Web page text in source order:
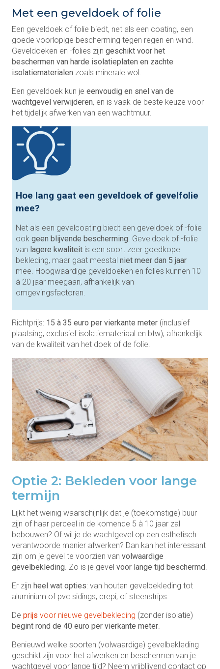
Met een geveldoek of folie
Een geveldoek of folie biedt, net als een coating, een
goede voorlopige bescherming tegen regen en wind.
Geveldoeken en -folies zijn geschikt voor het
beschermen van harde isolatieplaten en zachte
isolatiematerialen zoals minerale wol.
Een geveldoek kun je eenvoudig en snel van de
wachtgevel verwijderen, en is vaak de beste keuze voor
het tijdelijk afwerken van een wachtmuur.
Hoe lang gaat een geveldoek of gevelfolie
mee?
Net als een gevelcoating biedt een geveldoek of -folie
ook geen blijvende bescherming. Geveldoek of -folie
van lagere kwaliteit is een soort zeer goedkope
bekleding, maar gaat meestal niet meer dan 5 jaar
mee. Hoogwaardige geveldoeken en folies kunnen 10
à 20 jaar meegaan, afhankelijk van
omgevingsfactoren.
Richtprijs: 15 à 35 euro per vierkante meter (inclusief
plaatsing, exclusief isolatiemateriaal en btw), afhankelijk
van de kwaliteit van het doek of de folie.
Optie 2: Bekleden voor lange
termijn
Lijkt het weinig waarschijnlijk dat je (toekomstige) buur
zijn of haar perceel in de komende 5 à 10 jaar zal
bebouwen? Of wil je de wachtgevel op een esthetisch
verantwoorde manier afwerken? Dan kan het interessant
zijn om je gevel te voorzien van volwaardige
gevelbekleding. Zo is je gevel voor lange tijd beschermd.
Er zijn heel wat opties: van houten gevelbekleding tot
aluminium of pvc sidings, crepi, of steenstrips.
De prijs voor nieuwe gevelbekleding (zonder isolatie)
begint rond de 40 euro per vierkante meter.
Benieuwd welke soorten (volwaardige) gevelbekleding
geschikt zijn voor het afwerken en beschermen van je
wachtgevel voor lange tijd? Neem vrijblijvend contact op